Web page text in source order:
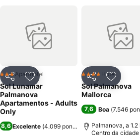
PartilharAdicionar aos favoritos
3 EstrelasAparthotel
Sol Lunamar
Palmanova
Apartamentos - Adults
Only
8,6Excelente (4.099 pontuações)
Partilhar
4 EstrelasHotel
Sol Palmanova
Mallorca
7,6 Boa (7.546
Palmanova, a 1.2
Centro da cidade